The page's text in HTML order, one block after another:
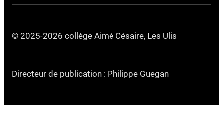
© 2025-2026 collège Aimé Césaire, Les Ulis
Directeur de publication : Philippe Guegan